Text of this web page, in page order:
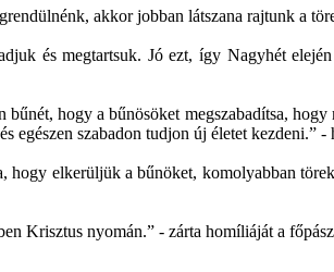
akkor jobban látszana rajtunk a
és megtartsuk. Jó ezt, így Nagyhét
hogy a bűnösöket megszabadítsa,
egészen szabadon tudjon új életet kezdeni.”
hogy elkerüljük a bűnöket, komolyabban
Krisztus nyomán.” - zárta homíliáját a